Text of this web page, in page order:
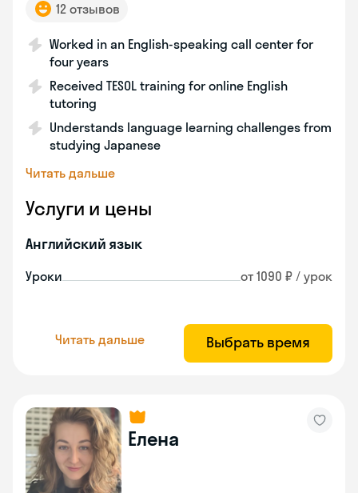
12 отзывов
Worked in an English-speaking call center for
four years
Received TESOL training for online English
tutoring
Understands language learning challenges from
studying Japanese
Читать дальше
Услуги и цены
Английский язык
Уроки от 1090 ₽ / урок
Читать дальше Выбрать время
Елена